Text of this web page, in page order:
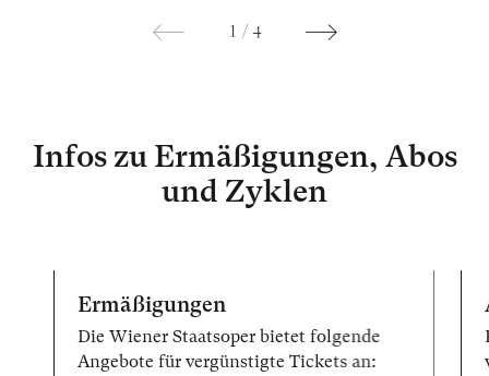
1 / 4
Infos zu Ermäßigungen, Abos
und Zyklen
Ermäßigungen
Die Wiener Staatsoper bietet folgende
Angebote für vergünstigte Tickets an: